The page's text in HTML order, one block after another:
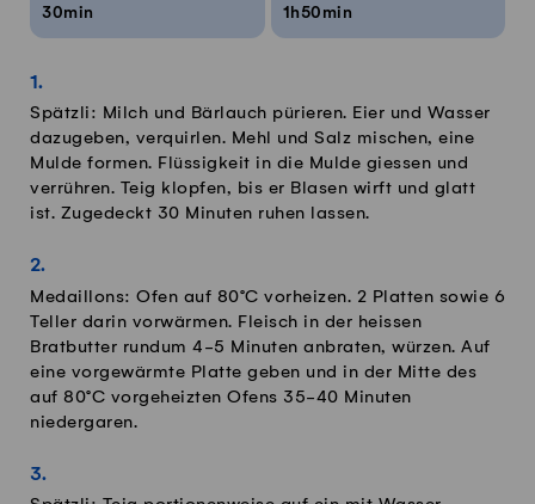
30min
1h50min
Spätzli: Milch und Bärlauch pürieren. Eier und Wasser
dazugeben, verquirlen. Mehl und Salz mischen, eine
Mulde formen. Flüssigkeit in die Mulde giessen und
verrühren. Teig klopfen, bis er Blasen wirft und glatt
ist. Zugedeckt 30 Minuten ruhen lassen.
Medaillons: Ofen auf 80°C vorheizen. 2 Platten sowie 6
Teller darin vorwärmen. Fleisch in der heissen
Bratbutter rundum 4-5 Minuten anbraten, würzen. Auf
eine vorgewärmte Platte geben und in der Mitte des
auf 80°C vorgeheizten Ofens 35-40 Minuten
niedergaren.